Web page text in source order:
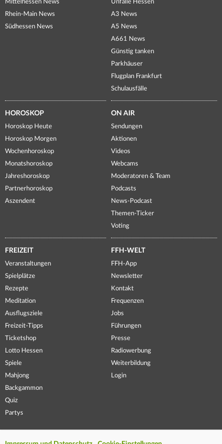
Mittelhessen News
Rhein-Main News
Südhessen News
Unfälle Hessen
A3 News
A5 News
A661 News
Günstig tanken
Parkhäuser
Flugplan Frankfurt
Schulausfälle
HOROSKOP
Horoskop Heute
Horoskop Morgen
Wochenhoroskop
Monatshoroskop
Jahreshoroskop
Partnerhoroskop
Aszendent
ON AIR
Sendungen
Aktionen
Videos
Webcams
Moderatoren & Team
Podcasts
News-Podcast
Themen-Ticker
Voting
FREIZEIT
Veranstaltungen
Spielplätze
Rezepte
Meditation
Ausflugsziele
Freizeit-Tipps
Ticketshop
Lotto Hessen
Spiele
Mahjong
Backgammon
Quiz
Partys
FFH-WELT
FFH-App
Newsletter
Kontakt
Frequenzen
Jobs
Führungen
Presse
Radiowerbung
Weiterbildung
Login